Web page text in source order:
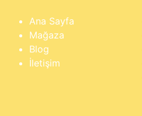
Ana Sayfa
Mağaza
Blog
İletişim